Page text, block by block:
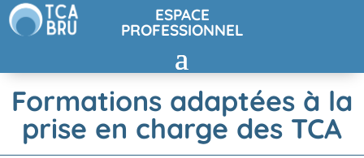
ESPACE
PROFESSIONNEL
Formations adaptées à la
prise en charge des TCA